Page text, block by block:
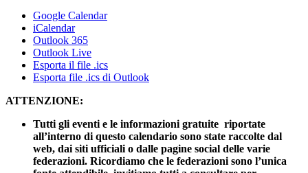
Google Calendar
iCalendar
Outlook 365
Outlook Live
Esporta il file .ics
Esporta file .ics di Outlook
ATTENZIONE:
Tutti gli eventi e le informazioni gratuite riportate
all’interno di questo calendario sono state raccolte dal
web, dai siti ufficiali o dalle pagine social delle varie
federazioni. Ricordiamo che le federazioni sono l’unica